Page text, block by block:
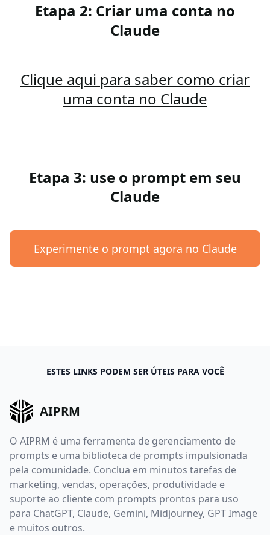
Etapa 2: Criar uma conta no
Claude
Clique aqui para saber como criar
uma conta no Claude
Etapa 3: use o prompt em seu
Claude
Experimente o prompt agora no Claude
ESTES LINKS PODEM SER ÚTEIS PARA VOCÊ
AIPRM
O AIPRM é uma ferramenta de gerenciamento de
prompts e uma biblioteca de prompts impulsionada
pela comunidade. Conclua em minutos tarefas de
marketing, vendas, operações, produtividade e
suporte ao cliente com prompts prontos para uso
para ChatGPT, Claude, Gemini, Midjourney, GPT Image
e muitos outros.